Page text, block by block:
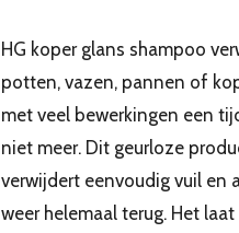
HG koper glans shampoo
potten, vazen, pannen of
met veel bewerkingen een
niet meer. Dit geurloze
verwijdert eenvoudig vuil en
weer helemaal terug. Het